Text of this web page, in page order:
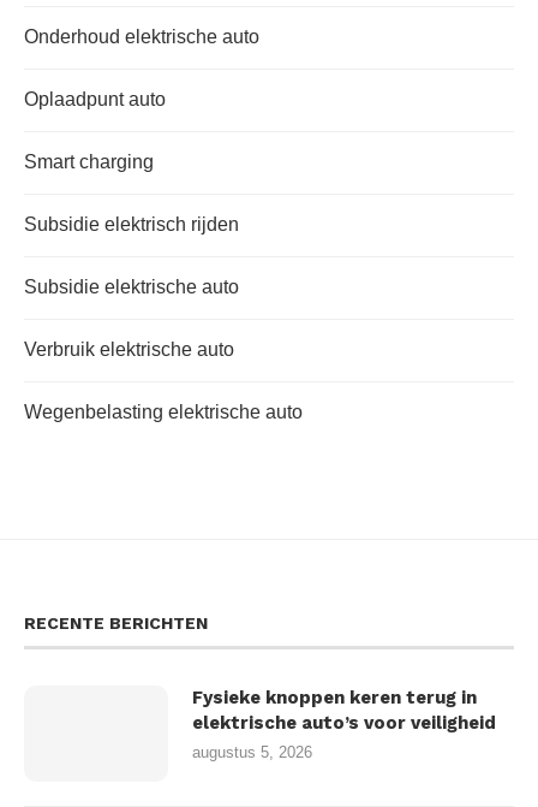
Onderhoud elektrische auto
Oplaadpunt auto
Smart charging
Subsidie elektrisch rijden
Subsidie elektrische auto
Verbruik elektrische auto
Wegenbelasting elektrische auto
RECENTE BERICHTEN
Fysieke knoppen keren terug in
elektrische auto’s voor veiligheid
augustus 5, 2026